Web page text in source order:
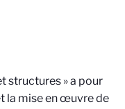
structures » a pour
la mise en œuvre de